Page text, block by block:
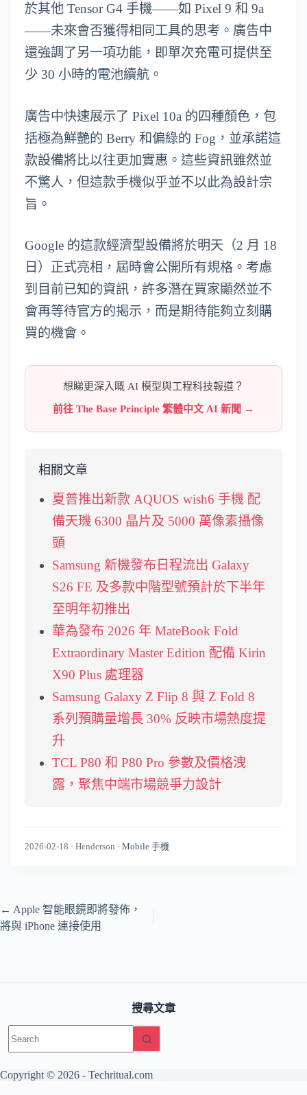
於其他 Tensor G4 手機——如 Pixel 9 和 9a
——未來會否獲得相同工具的思考。廣告中
還強調了另一項功能，即單次充電可提供至
少 30 小時的電池續航。
廣告中快速展示了 Pixel 10a 的四種顏色，包
括極為鮮艷的 Berry 和偏綠的 Fog，並承諾這
款設備將比以往更加實惠。這些資訊雖然並
不驚人，但這款手機似乎並不以此為設計宗
旨。
Google 的這款經濟型設備將於明天（2 月 18
日）正式亮相，屆時會公開所有規格。考慮
到目前已知的資訊，許多潛在買家顯然並不
會再等待官方的揭示，而是期待能夠立刻購
買的機會。
想睇更深入嘅 AI 模型與工程科技報道？
前往 The Base Principle 繁體中文 AI 新聞 →
相關文章
夏普推出新款 AQUOS wish6 手機 配
備天璣 6300 晶片及 5000 萬像素攝像
頭
Samsung 新機發布日程流出 Galaxy
S26 FE 及多款中階型號預計於下半年
至明年初推出
華為發布 2026 年 MateBook Fold
Extraordinary Master Edition 配備 Kirin
X90 Plus 處理器
Samsung Galaxy Z Flip 8 與 Z Fold 8
系列預購量增長 30% 反映市場熱度提
升
TCL P80 和 P80 Pro 參數及價格洩
露，聚焦中端市場競爭力設計
2026-02-18 · Henderson · Mobile 手機
← Apple 智能眼鏡即將發佈，
將與 iPhone 連接使用
搜尋文章
results
Copyright © 2026 - Techritual.com